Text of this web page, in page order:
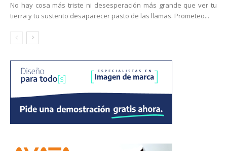
No hay cosa más triste ni desesperación más grande que ver tu
tierra y tu sustento desaparecer pasto de las llamas. Prometeo...